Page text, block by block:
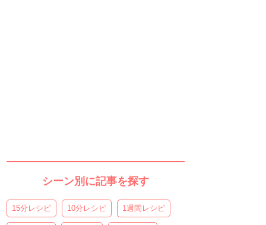
シーン別に記事を探す
15分レシピ 10分レシピ 1週間レシピ